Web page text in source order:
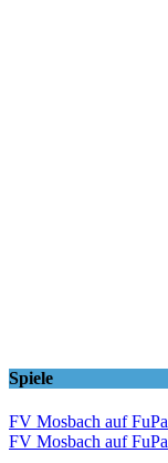
Spiele
FV Mosbach auf FuPa
FV Mosbach auf FuPa